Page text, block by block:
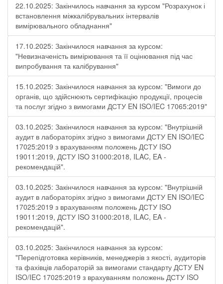
22.10.2025: Закінчилось навчання за курсом "Розрахунок і
встановлення міжкалібрувальних інтервалів
вимірювального обладнання"
17.10.2025: Закінчилося навчання за курсом:
"Невизначеність вимірювання та її оцінювання під час
випробування та калібрування"
15.10.2025: Закінчилося навчання за курсом: "Вимоги до
органів, що здійснюють сертифікацію продукції, процесів
та послуг згідно з вимогами ДСТУ EN ISO/IEC 17065:2019"
03.10.2025: Закінчилося навчання за курсом: "Внутрішній
аудит в лабораторіях згідно з вимогами ДСТУ EN ISO/IEC
17025:2019 з врахуванням положень ДСТУ ISO
19011:2019, ДСТУ ISO 31000:2018, ILAC, EA -
рекомендацій".
03.10.2025: Закінчилося навчання за курсом: "Внутрішній
аудит в лабораторіях згідно з вимогами ДСТУ EN ISO/IEC
17025:2019 з врахуванням положень ДСТУ ISO
19011:2019, ДСТУ ISO 31000:2018, ILAC, EA -
рекомендацій".
03.10.2025: Закінчилося навчання за курсом:
"Перепідготовка керівників, менеджерів з якості, аудиторів
та фахівців лабораторій за вимогами стандарту ДСТУ EN
ISO/IEC 17025:2019 з врахуванням положень ДСТУ ISO